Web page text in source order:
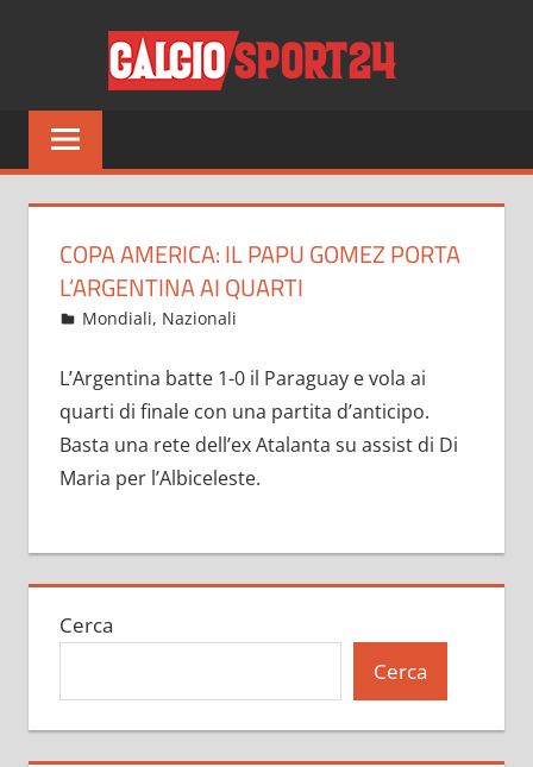
Tutto
sul
del
solo
COPA AMERICA: IL PAPU GOMEZ PORTA
L’ARGENTINA AI QUARTI
Giugno 22, 2021
admin
Mondiali, Nazionali
L’Argentina batte 1-0 il Paraguay e vola ai
quarti di finale con una partita d’anticipo.
Basta una rete dell’ex Atalanta su assist di Di
Maria per l’Albiceleste.
Cerca
Cerca